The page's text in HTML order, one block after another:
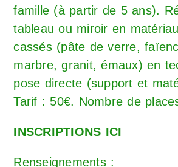
famille (à partir de 5 ans).
tableau ou miroir en
cassés (pâte de verre,
marbre, granit, émaux) en
pose directe (support et
Tarif : 50€. Nombre de
INSCRIPTIONS ICI
Renseignements :